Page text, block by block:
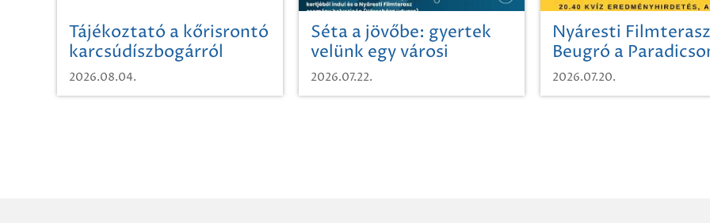
Tájékoztató a kőrisrontó
karcsúdíszbogárról
2026.08.04.
Séta a jövőbe: gyertek
velünk egy városi
időutazásra!
2026.07.22.
Nyáresti
Beugró a
2026.07.20.